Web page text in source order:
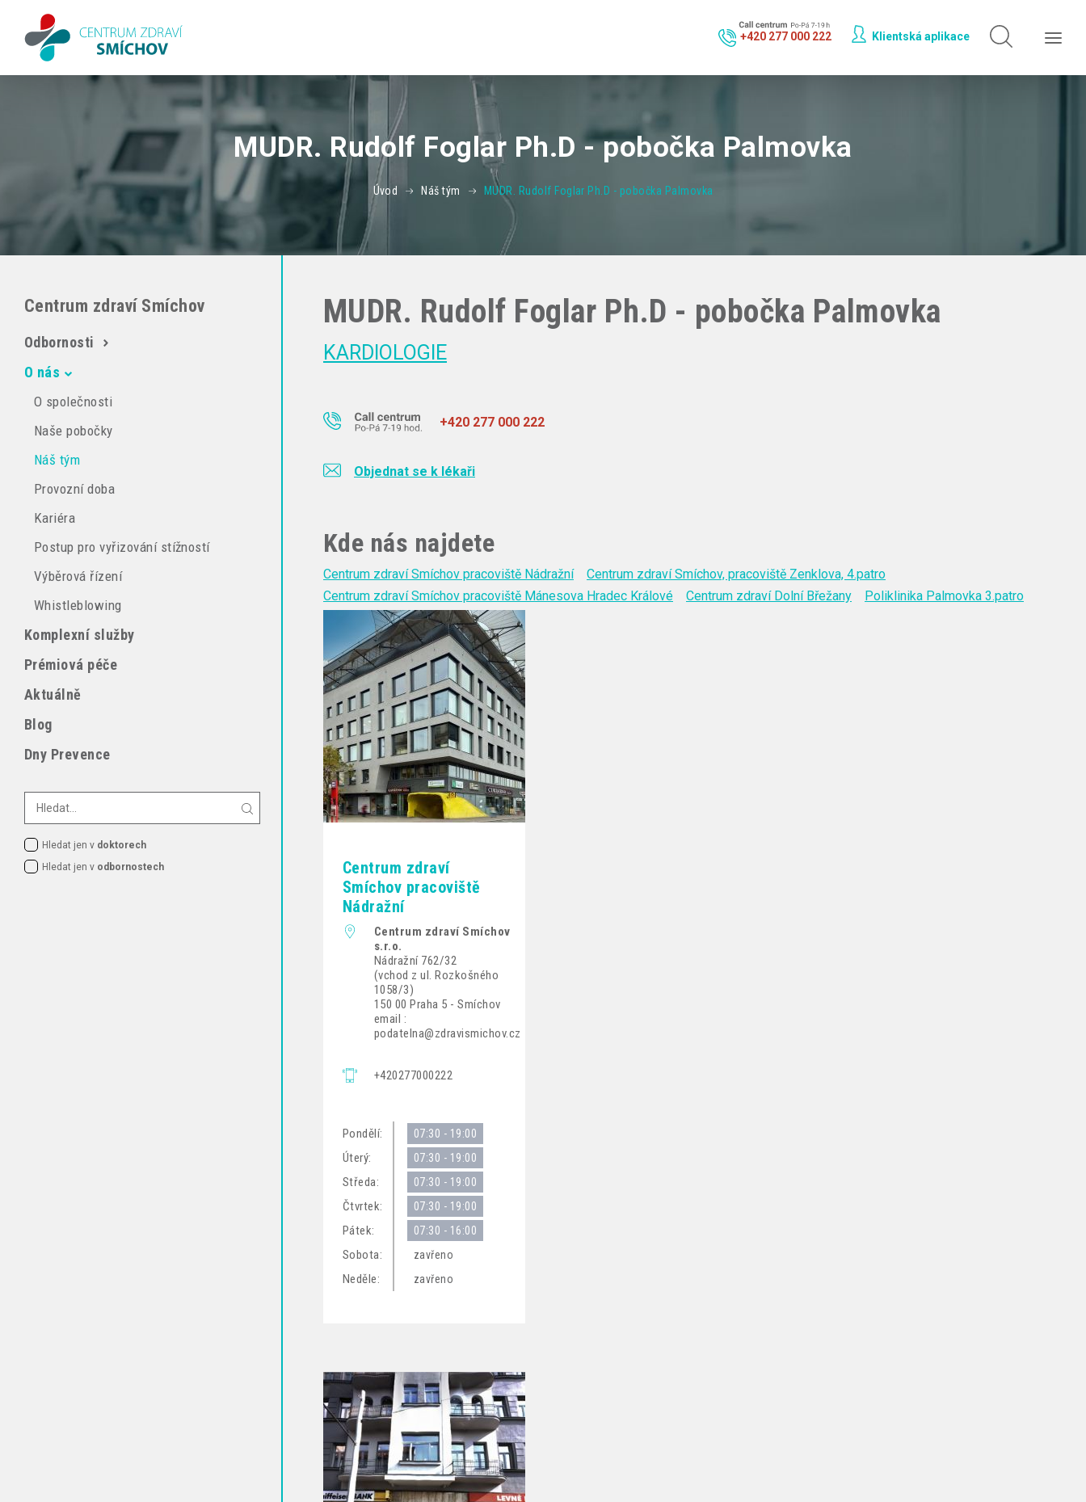
+420 277 000 222 Klientská aplikace
Hledat jen v
Hledat jen vodbornostech
MUDR. Rudolf Foglar Ph.D - pobočka Palmovka
Úvod Náš tým MUDR. Rudolf Foglar Ph.D - pobočka Palmovka
Centrum zdraví Smíchov
Odbornosti
O nás
O společnosti
Naše pobočky
Náš tým
Provozní doba
Kariéra
Postup pro vyřizování stížností
Výběrová řízení
Whistleblowing
Komplexní služby
Prémiová péče
Aktuálně
Blog
Dny Prevence
Hledat jen v doktorech
Hledat jen v odbornostech
MUDR. Rudolf Foglar Ph.D - pobočka Palmovka
KARDIOLOGIE
+420 277 000 222
Objednat se k lékaři
Kde nás najdete
Centrum zdraví Smíchov pracoviště Nádražní
Centrum zdraví Smíchov, pracoviště Zenklova, 4.patro
Centrum zdraví Smíchov pracoviště Mánesova Hradec Králové
Centrum zdraví Dolní Břežany Poliklinika Palmovka 3.patro
Centrum zdraví
Smíchov pracoviště
Nádražní
Centrum zdraví Smíchov
s.r.o.
Nádražní 762/32
(vchod z ul. Rozkošného
1058/3)
150 00 Praha 5 - Smíchov
email :
podatelna@zdravismichov.cz
+420277000222
Pondělí: 07:30 - 19:00
Úterý: 07:30 - 19:00
Středa: 07:30 - 19:00
Čtvrtek: 07:30 - 19:00
Pátek: 07:30 - 16:00
Sobota: zavřeno
Neděle: zavřeno